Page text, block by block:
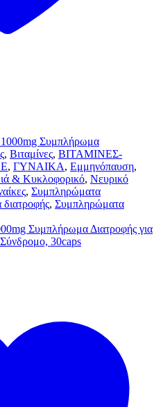
, Βιταμίνες, ΒΙΤΑΜΙΝΕΣ-
, ΓΥΝΑΙΚΑ, Εμμηνόπαυση,
& Κυκλοφορικό, Νευρικό
, Συμπληρώματα
, Συμπληρώματα
Συμπλήρωμα Διατροφής για
30caps